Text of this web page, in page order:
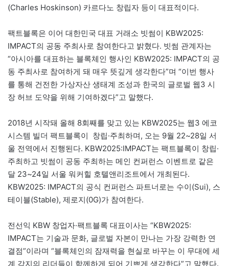
(Charles Hoskinson) 카르다노 창립자 등이 대표적이다.
팩트블록은 이어 대한민국 대표 거래소 빗썸이 KBW2025:
IMPACT의 공동 주최사로 참여한다고 밝혔다. 빗썸 관계자는
“아시아를 대표하는 블록체인 행사인 KBW2025: IMPACT의 공
동 주최사로 참여하게 돼 매우 뜻깊게 생각한다”며 “이번 행사
를 통해 건전한 가상자산 생태계 조성과 한국의 글로벌 웹3 시
장 허브 도약을 위해 기여하겠다”고 말했다.
2018년 시작돼 올해 8회째를 맞고 있는 KBW2025는 웹3 에코
시스템 빌더 팩트블록이 창립·주최하며, 오는 9월 22~28일 서
울 전역에서 진행된다. KBW2025:IMPACT는 팩트블록이 창립·
주최하고 빗썸이 공동 주최하는 메인 컨퍼런스 이벤트로 같은
달 23~24일 서울 워커힐 호텔앤리조트에서 개최된다.
KBW2025: IMPACT의 공식 컨퍼런스 파트너로는 수이(Sui), 스
테이블(Stable), 제로지(0G)가 참여한다.
전선익 KBW 창업자·팩트블록 대표이사는 “KBW2025:
IMPACT는 기술과 문화, 글로벌 자본이 만나는 가장 강력한 연
결점”이라며 “블록체인의 잠재력을 현실로 바꾸는 이 무대에 세
계 각지의 리더들이 함께하게 되어 기쁘게 생각한다”고 말했다.